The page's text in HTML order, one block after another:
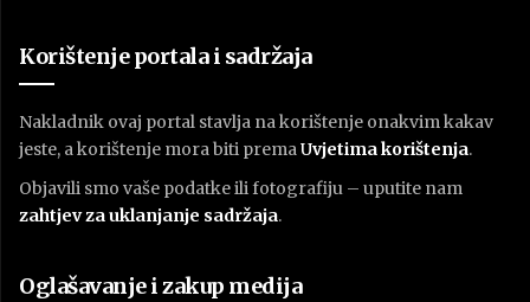
Korištenje portala i sadržaja
Nakladnik ovaj portal stavlja na korištenje onakvim kakav
jeste, a korištenje mora biti premaUvjetima korištenja.
Objavili smo vaše podatke ili fotografiju – uputite nam
zahtjev za uklanjanje sadržaja.
Oglašavanje i zakup medija